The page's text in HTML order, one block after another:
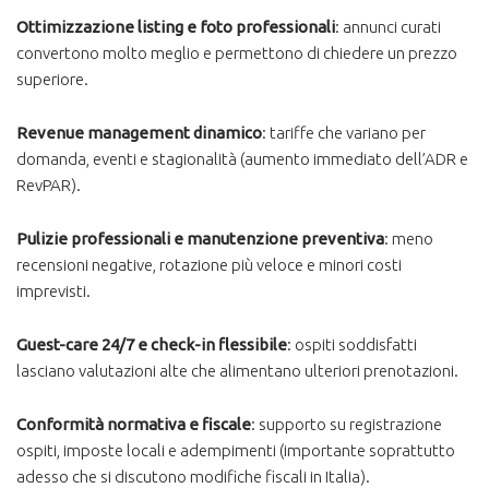
Ottimizzazione listing e foto professionali: annunci curati
convertono molto meglio e permettono di chiedere un prezzo
superiore.
Revenue management dinamico: tariffe che variano per
domanda, eventi e stagionalità (aumento immediato dell’ADR e
RevPAR).
Pulizie professionali e manutenzione preventiva: meno
recensioni negative, rotazione più veloce e minori costi
imprevisti.
Guest-care 24/7 e check-in flessibile: ospiti soddisfatti
lasciano valutazioni alte che alimentano ulteriori prenotazioni.
Conformità normativa e fiscale: supporto su registrazione
ospiti, imposte locali e adempimenti (importante soprattutto
adesso che si discutono modifiche fiscali in Italia).